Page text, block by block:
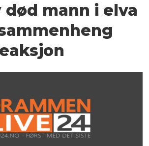
død mann i elva